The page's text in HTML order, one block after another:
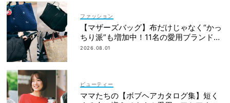
ファッション
【マザーズバッグ】布だけじゃなく“かっ
ちり派”も増加中！11名の愛用ブランド
は？
2026.08.01
ビューティー
ママたちの【ボブヘアカタログ集】短く